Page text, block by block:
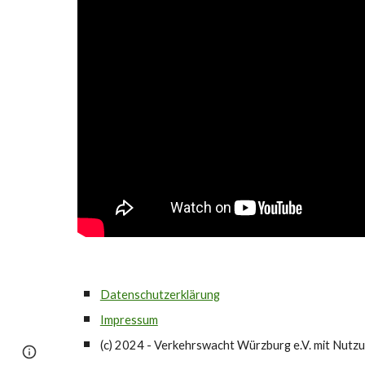
Datenschutzerklärung
Impressum
(c) 2024 - Verkehrswacht Würzburg e.V. mit
Google Sites Report abuse